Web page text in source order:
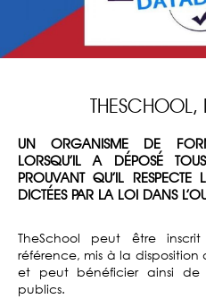
UN ORGANISME DE
LORSQU’IL A DÉPOSÉ
PROUVANT QU’IL
DICTÉES PAR LA LOI DANS
TheSchool peut être
référence, mis à la disposition
et peut bénéficier ainsi de
publics.